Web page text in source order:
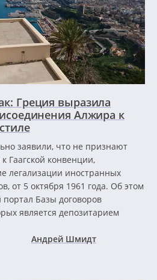
Греция выразила
Алжира к
заявили, что не признают
Гаагской конвенции,
легализации иностранных
от 5 октября 1961 года. Об этом
Базы договоров
является депозитарием
Андрей Шмидт